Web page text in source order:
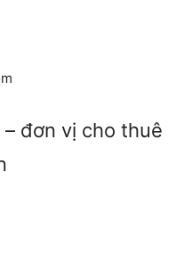
– đơn vị cho thuê